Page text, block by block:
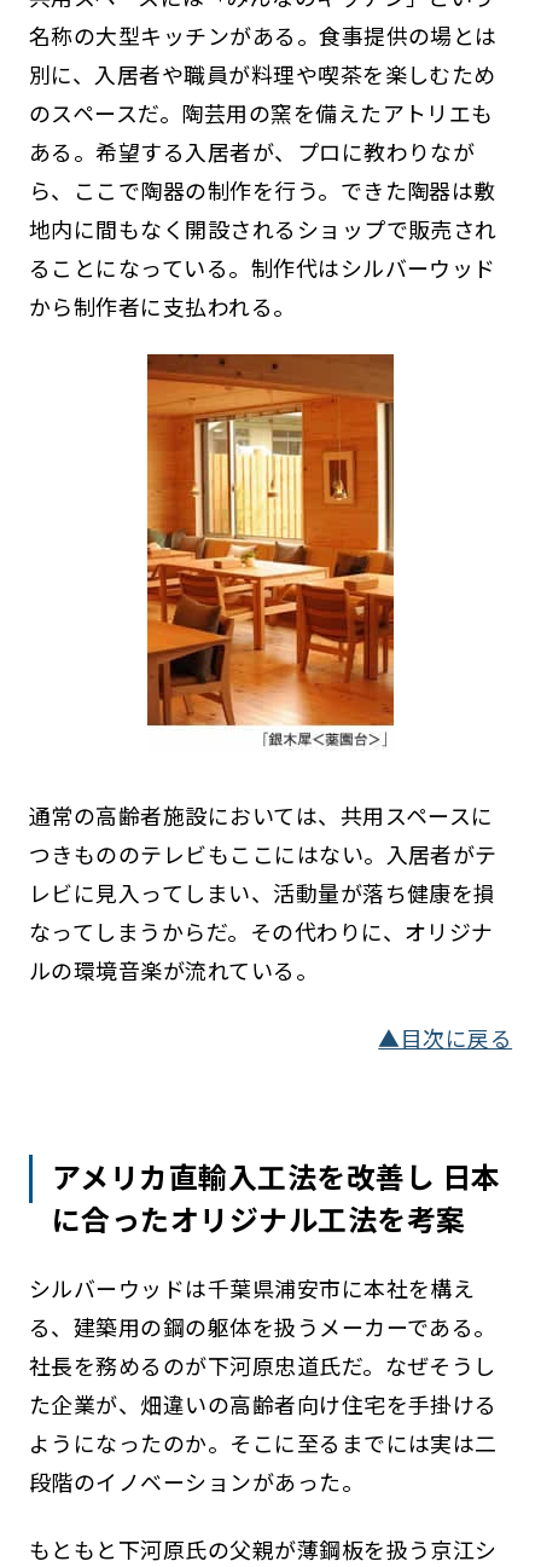
名称の大型キッチンがある。食事提供の場とは
別に、入居者や職員が料理や喫茶を楽しむため
のスペースだ。陶芸用の窯を備えたアトリエも
ある。希望する入居者が、プロに教わりなが
ら、ここで陶器の制作を行う。できた陶器は敷
地内に間もなく開設されるショップで販売され
ることになっている。制作代はシルバーウッド
から制作者に支払われる。
通常の高齢者施設においては、共用スペースに
つきもののテレビもここにはない。入居者がテ
レビに見入ってしまい、活動量が落ち健康を損
なってしまうからだ。その代わりに、オリジナ
ルの環境音楽が流れている。
▲目次に戻る
アメリカ直輸入工法を改善し 日本
に合ったオリジナル工法を考案
シルバーウッドは千葉県浦安市に本社を構え
る、建築用の鋼の躯体を扱うメーカーである。
社長を務めるのが下河原忠道氏だ。なぜそうし
た企業が、畑違いの高齢者向け住宅を手掛ける
ようになったのか。そこに至るまでには実は二
段階のイノベーションがあった。
もともと下河原氏の父親が薄鋼板を扱う京江シ